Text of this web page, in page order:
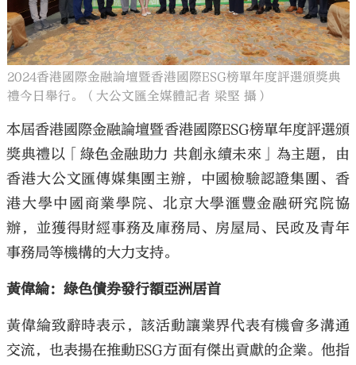
2024香港國際金融論壇暨香港國際ESG榜單年度評選頒獎典
禮今日舉行。（大公文匯全媒體記者 梁堅 攝）
本屆香港國際金融論壇暨香港國際ESG榜單年度評選頒
獎典禮以「綠色金融助力 共創永續未來」為主題，由
香港大公文匯傳媒集團主辦，中國檢驗認證集團、香
港大學中國商業學院、北京大學滙豐金融研究院協
辦，並獲得財經事務及庫務局、房屋局、民政及青年
事務局等機構的大力支持。
黃偉綸：綠色債券發行額亞洲居首
黃偉綸致辭時表示，該活動讓業界代表有機會多溝通
交流，也表揚在推動ESG方面有傑出貢獻的企業。他指